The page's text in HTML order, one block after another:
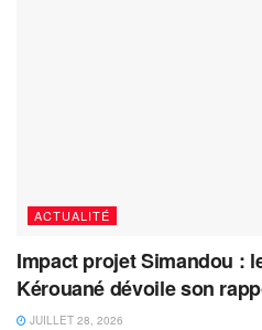
ACTUALITÉ
Impact projet Simandou :
Kérouané dévoile son
JUILLET 28, 2026